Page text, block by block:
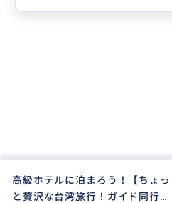
高級ホテルに泊まろう！【ちょっ
と贅沢な台湾旅行！ガイド同行プ